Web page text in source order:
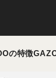
の特徴